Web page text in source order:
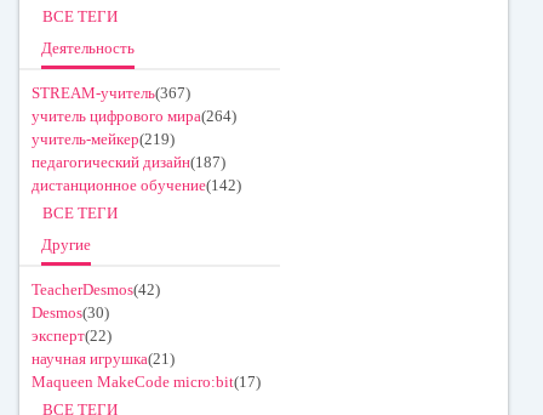
ВСЕ ТЕГИ
Деятельность
STREAM-учитель(367)
учитель цифрового мира(264)
учитель-мейкер(219)
педагогический дизайн(187)
дистанционное обучение(142)
ВСЕ ТЕГИ
Другие
TeacherDesmos(42)
Desmos(30)
эксперт(22)
научная игрушка(21)
Maqueen MakeCode micro:bit(17)
ВСЕ ТЕГИ